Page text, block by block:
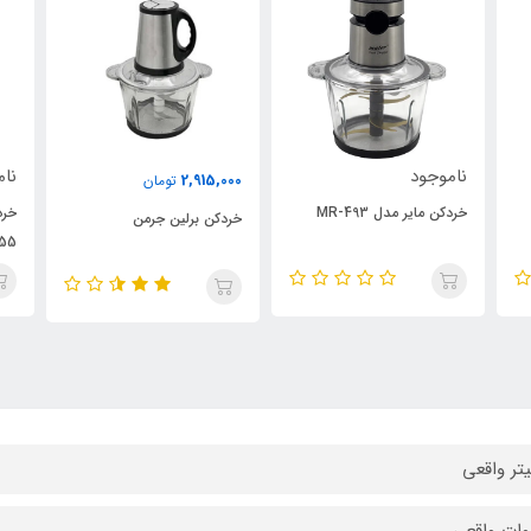
2,915,000
خردکن برلین جرمن
ناموجود
خردکن سیلور کرست مدل